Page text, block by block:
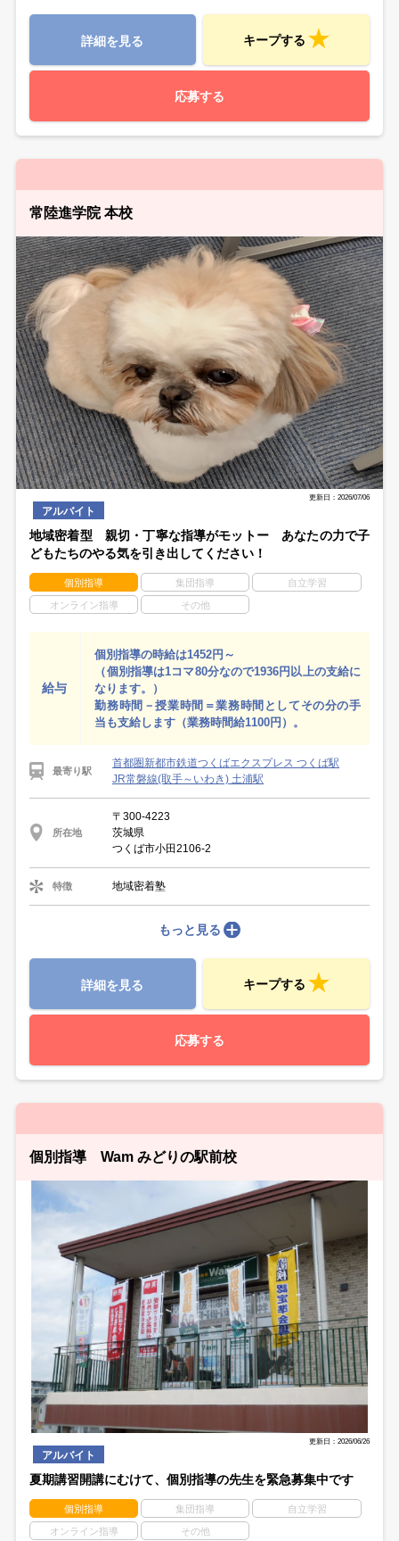
詳細を見る キープする
応募する
常陸進学院 本校
更新日：2026/07/06
アルバイト
地域密着型 親切・丁寧な指導がモットー あなたの力で子
どもたちのやる気を引き出してください！
個別指導 集団指導 自立学習
オンライン指導 その他
給与
個別指導の時給は1452円～
（個別指導は1コマ80分なので1936円以上の支給に
なります。）
勤務時間－授業時間＝業務時間としてその分の手
当も支給します（業務時間給1100円）。
最寄り駅
首都圏新都市鉄道つくばエクスプレス つくば駅
JR常磐線(取手～いわき) 土浦駅
所在地
〒300-4223
茨城県
つくば市小田2106-2
特徴 地域密着塾
もっと見る
詳細を見る キープする
応募する
個別指導 Wam みどりの駅前校
更新日：2026/06/26
アルバイト
夏期講習開講にむけて、個別指導の先生を緊急募集中です
個別指導 集団指導 自立学習
オンライン指導 その他